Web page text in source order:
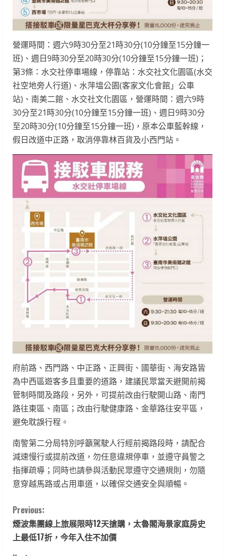
營運時間：週六9時30分至21時30分(10分鐘至15分鐘一
班)、週日9時30分至20時30分(10分鐘至15分鐘一班)；
第3條：水交社停車場線，停靠站：水交社文化園區(水交
社空地旁人行道)、水萍塭公園(客家文化會館」公車
站)、南美二館、水交社文化園區，營運時間：週六9時
30分至21時30分(10分鐘至15分鐘一班)、週日9時30分
至20時30分(10分鐘至15分鐘一班)，原本公車藍幹線，
假日改道中正路，取消停靠林百貨及小西門站。
府前路、西門路、中正路、正興街、國華街、海安路皆
為中西區遊客多且重要的道路，建議民眾當天避開前揭
管制時間及路段，另外，可提前改由行駛開山路、南門
路往東區、南區；改由行駛健康路、金華路往安平區，
避免耽誤行程。
南警第二分局特別呼籲駕駛人行經前揭路段時，請配合
減速慢行或提前改道，勿任意違規停車，並遵守員警之
指揮疏導；同時也請參與活動民眾遵守交通規則，勿隨
意穿越馬路或占用車道，以確保交通安全與順暢。
C
o
Previous:
煙波集團線上旅展限時12天搶購，太魯閣海景家庭房史
上最低17折，今年入住不加價